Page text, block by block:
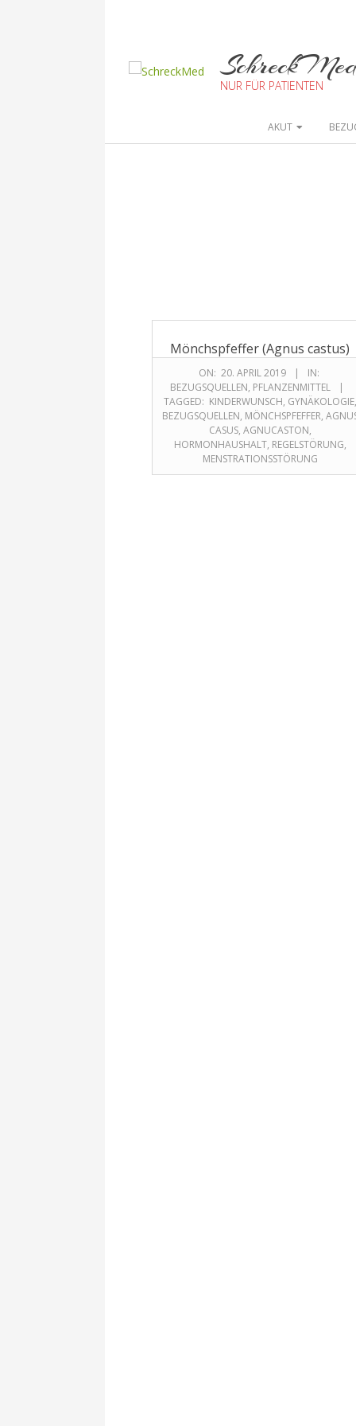
NUR FÜR PATIENTEN
AKUT
Mönchspfeffer (Agnus castus)
ON: 20. APRIL 2019
IN:
BEZUGSQUELLEN, PFLANZENMITTEL
TAGGED: KINDERWUNSCH, GYNÄKOLOGIE,
BEZUGSQUELLEN, MÖNCHSPFEFFER,
CASUS, AGNUCASTON,
HORMONHAUSHALT, REGELSTÖRUNG,
MENSTRATIONSSTÖRUNG